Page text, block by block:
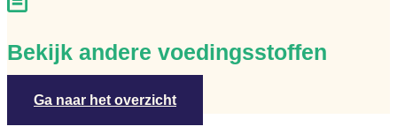
Bekijk andere voedingsstoffen
Ga naar het overzicht